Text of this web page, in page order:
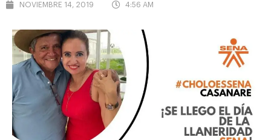
NOVIEMBRE 14, 2019 4:56 AM